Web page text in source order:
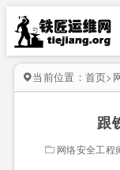
当前位置： 首页>
跟
网络安全工程